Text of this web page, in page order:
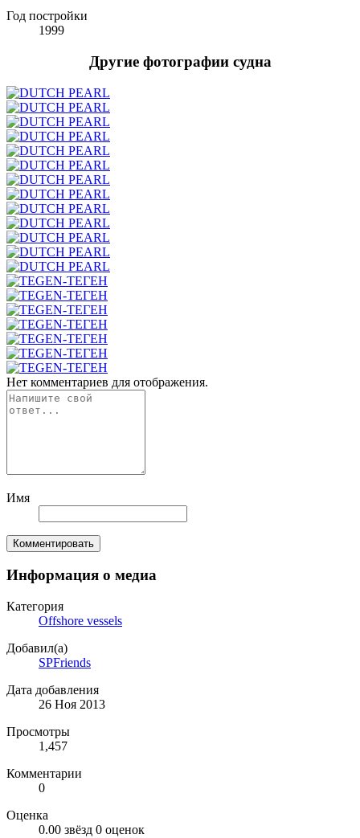
Год постройки
1999
Другие фотографии судна
Нет комментариев для отображения.
Имя
Комментировать
Информация о медиа
Категория
Offshore vessels
Добавил(а)
SPFriends
Дата добавления
26 Ноя 2013
Просмотры
1,457
Комментарии
0
Оценка
0.00 звёзд 0 оценок